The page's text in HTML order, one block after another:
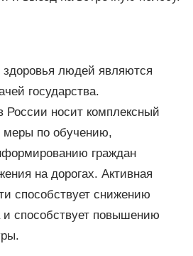
людей являются
государства.
носит комплексный
меры по обучению,
граждан
на дорогах. Активная
способствует снижению
и способствует повышению